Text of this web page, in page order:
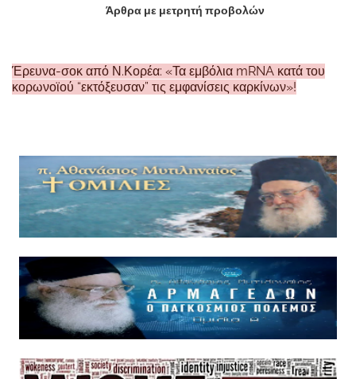
Άρθρα με μετρητή προβολών
Έρευνα-σοκ από Ν.Κορέα: «Τα εμβόλια mRNA κατά του
κορωνοϊού “εκτόξευσαν” τις εμφανίσεις καρκίνων»!